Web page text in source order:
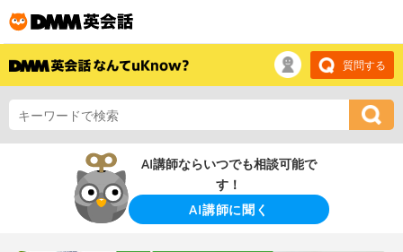
質問する
AI講師ならいつでも相談可能で
す！
AI講師に聞く